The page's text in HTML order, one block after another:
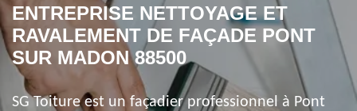
ENTREPRISE NETTOYAGE ET
RAVALEMENT DE FAÇADE PONT
SUR MADON 88500
SG Toiture est un façadier professionnel à Pont